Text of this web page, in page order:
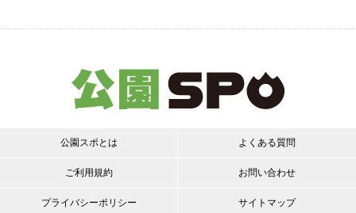
公園スポとは
ご利用規約
プライバシーポリシー
よくある質問
お問い合わせ
サイトマップ